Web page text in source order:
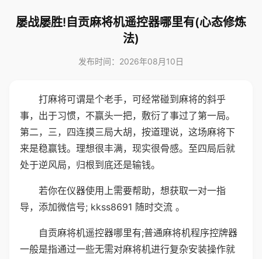
屡战屡胜!自贡麻将机遥控器哪里有(心态修炼
法)
发布时间：2026年08月10日
打麻将可谓是个老手，可经常碰到麻将的斜乎
事，出于习惯，不赢头一把，敷衍了事过了第一局。
第二，三，四连摸三局大胡，按道理说，这场麻将下
来是稳赢钱。理想很丰满，现实很骨感。至四局后就
处于逆风局，归根到底还是输钱。
若你在仪器使用上需要帮助，想获取一对一指
导，添加微信号; kkss8691 随时交流 。
自贡麻将机遥控器哪里有;普通麻将机程序控牌器
一般是指通过一些无需对麻将机进行复杂安装操作就